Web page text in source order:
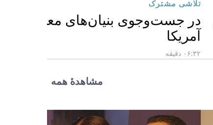
تلاشی مشترک
در جست‌وجوی بنیان‌های معنوی
آمریکا
۰۶:۳۲ دقیقه
مشاهدهٔ همه